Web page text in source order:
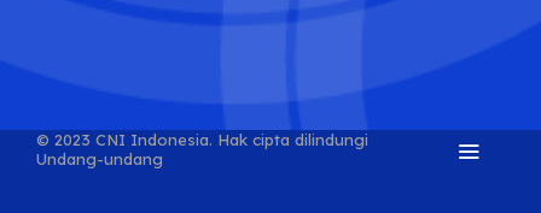
© 2023 CNI Indonesia. Hak cipta dilindungi
Undang-undang